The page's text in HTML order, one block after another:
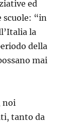
ed
“in
la
della
mai
noi
tanto da